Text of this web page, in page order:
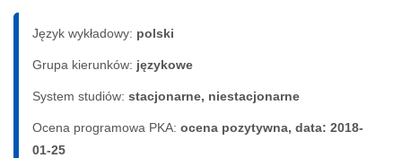
Język wykładowy: polski
Grupa kierunków: językowe
System studiów: sta­cjo­nar­ne, nie­sta­cjo­nar­ne
Ocena programowa PKA: ocena pozytywna, data: 2018-
01-25